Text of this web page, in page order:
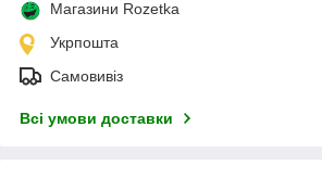
Магазини Rozetka
Укрпошта
Самовивіз
Всі умови доставки